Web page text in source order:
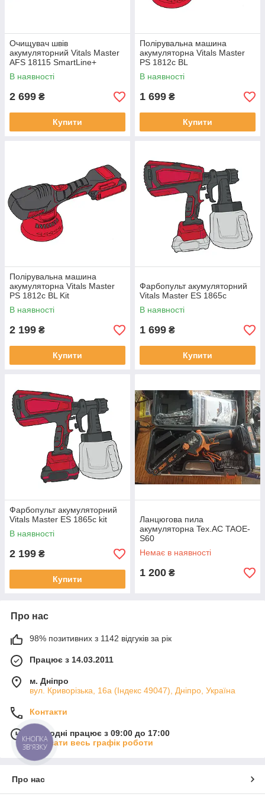
Очищувач швів
акумуляторний Vitals Master
AFS 18115 SmartLine+
В наявності
2 699 ₴
Купити
Полірувальна машина
акумуляторна Vitals Master
PS 1812c BL
В наявності
1 699 ₴
Купити
Полірувальна машина
акумуляторна Vitals Master
PS 1812c BL Kit
В наявності
2 199 ₴
Купити
Фарбопульт акумуляторний
Vitals Master ES 1865с
В наявності
1 699 ₴
Купити
Фарбопульт акумуляторний
Vitals Master ES 1865с kit
В наявності
2 199 ₴
Купити
Ланцюгова пила
акумуляторна Tex.AC TAOE-
S60
Немає в наявності
1 200 ₴
Про нас
98% позитивних з 1142 відгуків за рік
Працює з 14.03.2011
м. Дніпро
вул. Криворізька, 16а (Індекс 49047), Дніпро, Україна
Контакти
Сьогодні працює з 09:00 до 17:00
Показати весь графік роботи
Про нас
КНОПКА
ЗВ'ЯЗКУ